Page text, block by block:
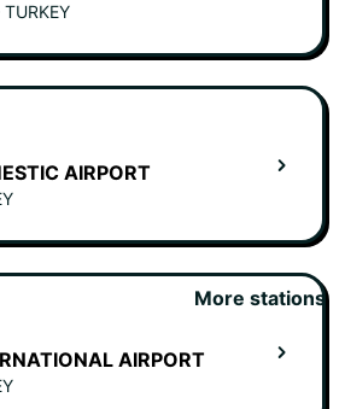
AIRPORT
AIRPORT
More stations